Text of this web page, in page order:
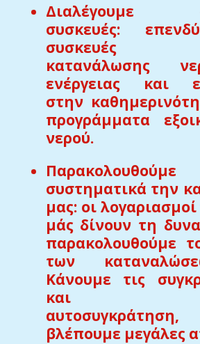
Διαλέγουμε
συσκευές:
συσκευές
κατανάλωσης
ενέργειας και
στην
προγράμματα
νερού.
Παρακολουθούμε
συστηματικά την
μας: οι
μάς δίνουν τη
παρακολουθούμε
των
Κάνουμε τις
και
βλέπουμε μεγάλες